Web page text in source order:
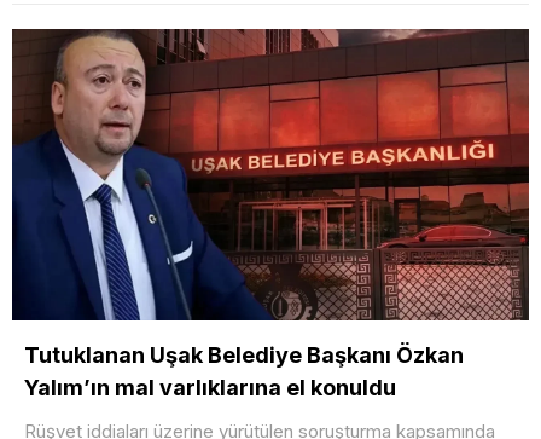
Tutuklanan Uşak Belediye Başkanı Özkan
Yalım’ın mal varlıklarına el konuldu
Rüşvet iddiaları üzerine yürütülen soruşturma kapsamında